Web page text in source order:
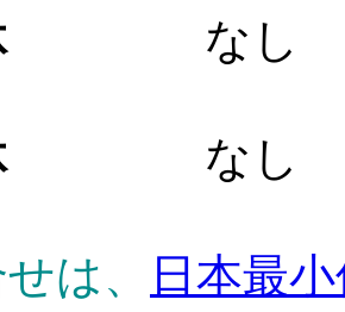
なし
なし
は、
日本最